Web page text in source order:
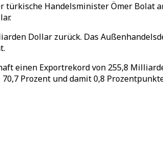
türkische Handelsminister Ömer
Dollar zurück. Das
einen Exportrekord von 255,8
Prozent und damit 0,8